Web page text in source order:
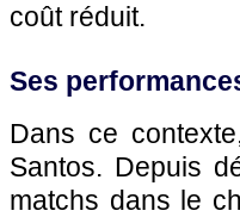
coût réduit.
Ses
Dans ce
Santos. Depuis
matchs dans le